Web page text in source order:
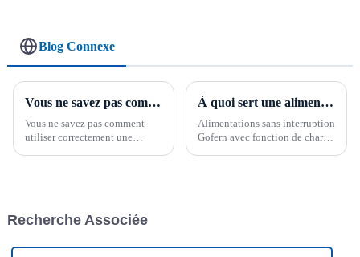
Blog Connexe
Vous ne savez pas comment utiliser correctement l'alimentation sur rail DIN ?
Vous ne savez pas comment
utiliser correctement une
appareil essentiel. En suivant
pratiques…
À quoi sert une alimentation sans interruption ?
Alimentations sans interruption
Gofern avec fonction de charge
Recherche Associée